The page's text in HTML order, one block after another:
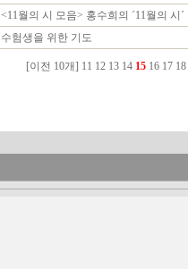
<11월의 시 모음> 홍수희의 ´11월의 시´
수험생을 위한 기도
[이전 10개] 11 12 13 14 15 16 17 18